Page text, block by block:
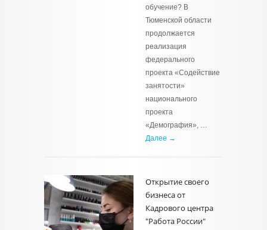
обучение? В
Тюменской области
продолжается
реализация
федерального
проекта «Содействие
занятости»
национального
проекта
«Демография», …
Далее →
Открытие своего
бизнеса от
Кадрового центра
"Работа России"